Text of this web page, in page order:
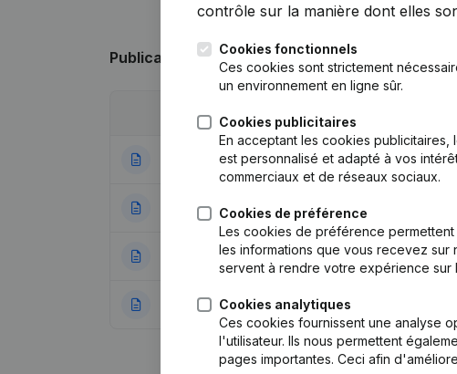
Publicationsde L.C.R.
Publication
29-04-2025 Siège Social
27-07-2022 Statuts (Traduction,
14-09-2017 Siège Social
27-01-2017 Rubrique Constitution
contrôle sur la manière dont elles
Cookies fonctionnels
Ces cookies sont strictement
un environnement en ligne sûr.
Cookies publicitaires
En acceptant les cookies
est personnalisé et adapté à vos
commerciaux et de réseaux sociaux.
Cookies de préférence
Les cookies de préférence
les informations que vous recevez
servent à rendre votre expérience sur
Cookies analytiques
Ces cookies fournissent une analyse
l'utilisateur. Ils nous permettent
pages importantes. Ceci afin